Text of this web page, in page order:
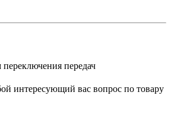
передач
интересующий вас вопрос по товару